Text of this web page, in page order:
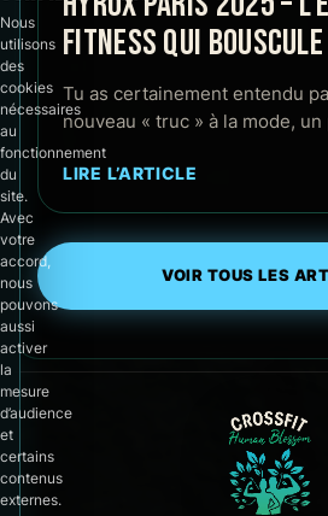
FITNESS QUI
Tu as certainement entendu
nouveau « truc » à la mode,
LIRE L’ARTICLE
VOIR TOUS LES
Nous
utilisons
des
cookies
nécessaires
au
fonctionnement
du
site.
Avec
votre
accord,
nous
pouvons
aussi
activer
la
mesure
d’audience
et
certains
contenus
externes.